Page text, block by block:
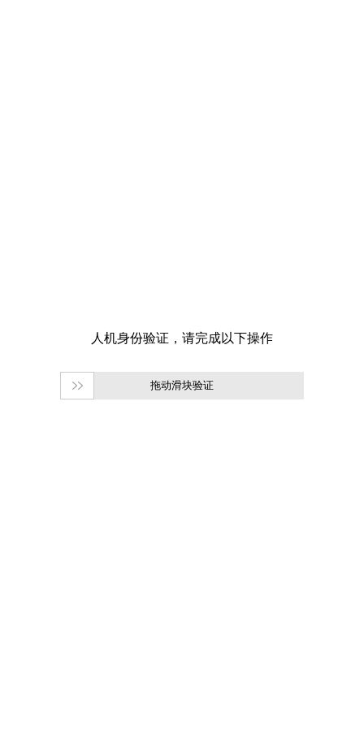
拖动滑块验证